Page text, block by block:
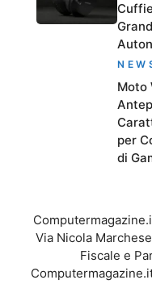
Moto
per
di
Via Nicola
Fiscale e